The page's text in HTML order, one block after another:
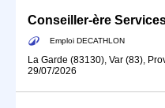
Emploi DECATHLON
La Garde (83130), Var (83),
29/07/2026